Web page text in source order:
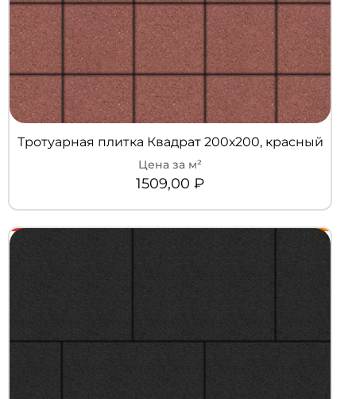
Тротуарная плитка Квадрат 200х200, красный
1509,00 ₽